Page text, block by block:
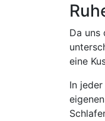
Da uns
eine
In